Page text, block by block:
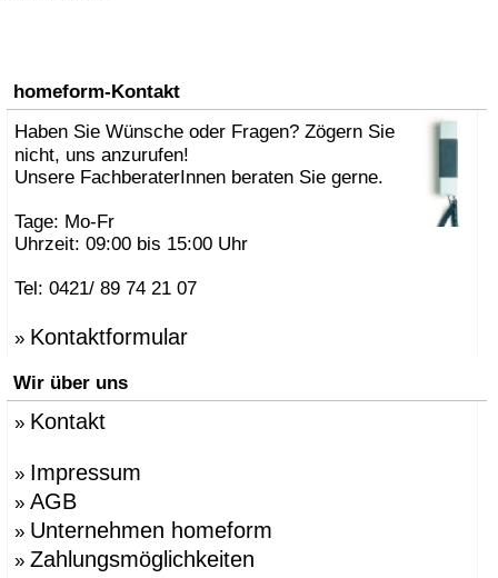
homeform-Kontakt
Haben Sie Wünsche oder Fragen? Zögern Sie
nicht, uns anzurufen!
Unsere FachberaterInnen beraten Sie gerne.
Tage: Mo-Fr
Uhrzeit: 09:00 bis 15:00 Uhr
Tel: 0421/ 89 74 21 07
» Kontaktformular
Wir über uns
» Kontakt
» Impressum
» AGB
» Unternehmen homeform
» Zahlungsmöglichkeiten